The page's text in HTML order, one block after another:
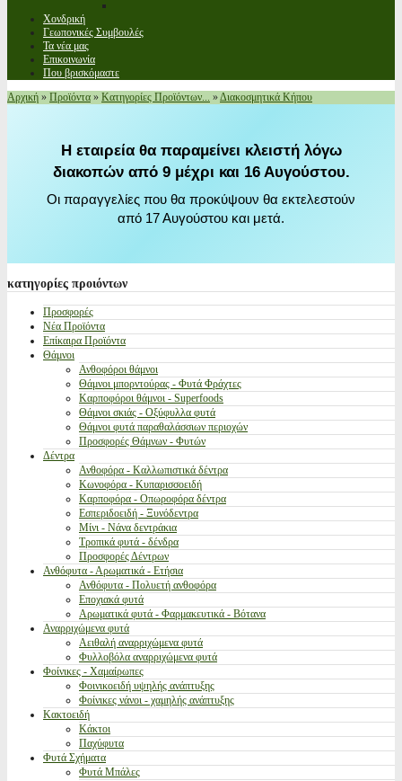
Χονδρική
Γεωπονικές Συμβουλές
Τα νέα μας
Επικοινωνία
Που βρισκόμαστε
Αρχική » Προϊόντα » Κατηγορίες Προϊόντων... »Διακοσμητικά Κήπου
Η εταιρεία θα παραμείνει κλειστή λόγω
διακοπών από 9 μέχρι και 16 Αυγούστου.
Οι παραγγελίες που θα προκύψουν θα εκτελεστούν
από 17 Αυγούστου και μετά.
κατηγορίες προιόντων
Προσφορές
Νέα Προϊόντα
Επίκαιρα Προϊόντα
Θάμνοι
Ανθοφόροι θάμνοι
Θάμνοι μπορντούρας - Φυτά Φράχτες
Καρποφόροι θάμνοι - Superfoods
Θάμνοι σκιάς - Οξύφυλλα φυτά
Θάμνοι φυτά παραθαλάσσιων περιοχών
Προσφορές Θάμνων - Φυτών
Δέντρα
Ανθοφόρα - Καλλωπιστικά δέντρα
Κωνοφόρα - Κυπαρισσοειδή
Καρποφόρα - Οπωροφόρα δέντρα
Εσπεριδοειδή - Ξυνόδεντρα
Μίνι - Νάνα δεντράκια
Τροπικά φυτά - δένδρα
Προσφορές Δέντρων
Ανθόφυτα - Αρωματικά - Ετήσια
Ανθόφυτα - Πολυετή ανθοφόρα
Εποχιακά φυτά
Αρωματικά φυτά - Φαρμακευτικά - Βότανα
Αναρριχώμενα φυτά
Αειθαλή αναρριχώμενα φυτά
Φυλλοβόλα αναρριχώμενα φυτά
Φοίνικες - Χαμαίρωπες
Φοινικοειδή υψηλής ανάπτυξης
Φοίνικες νάνοι - χαμηλής ανάπτυξης
Κακτοειδή
Κάκτοι
Παχύφυτα
Φυτά Σχήματα
Φυτά Μπάλες